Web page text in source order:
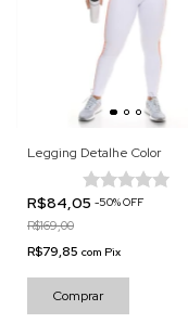
Legging Detalhe Color
R$84,05 -50%OFF
R$169,00
R$79,85 com Pix
Comprar